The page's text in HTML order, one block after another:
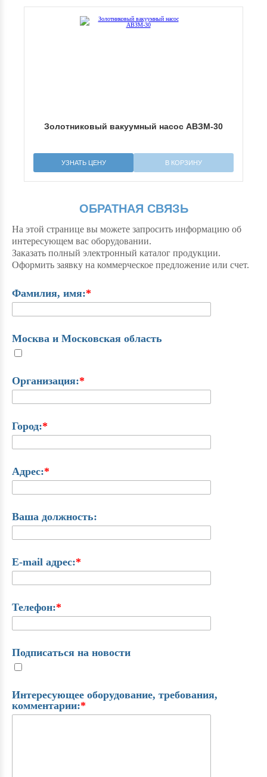
Золотниковый вакуумный насос АВЗМ-30
УЗНАТЬ ЦЕНУ В КОРЗИНУ
ОБРАТНАЯ СВЯЗЬ
На этой странице вы можете запросить информацию об
интересующем вас оборудовании.
Заказать полный электронный каталог продукции.
Оформить заявку на коммерческое предложение или счет.
Фамилия, имя:*
Москва и Московская область
Организация:*
Город:*
Адрес:*
Ваша должность:
E-mail адрес:*
Телефон:*
Подписаться на новости
Интересующее оборудование, требования,
комментарии:*